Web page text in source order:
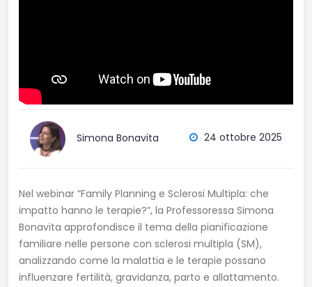
Simona Bonavita 24 ottobre 2025
Nel webinar “Family Planning e Sclerosi Multipla: che
impatto hanno le terapie?”, la Professoressa Simona
Bonavita approfondisce il tema della pianificazione
familiare nelle persone con sclerosi multipla (SM),
analizzando come la malattia e le terapie possano
influenzare fertilità, gravidanza, parto e allattamento.